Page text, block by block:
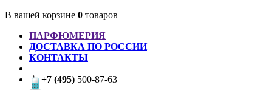
В вашей корзине 0 товаров
ПАРФЮМЕРИЯ
ДОСТАВКА ПО РОССИИ
КОНТАКТЫ
+7 (495) 500-87-63